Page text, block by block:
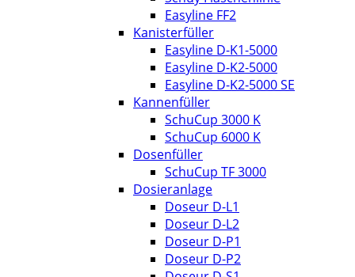
Easyline FF2
Kanisterfüller
Easyline D-K1-5000
Easyline D-K2-5000
Easyline D-K2-5000 SE
Kannenfüller
SchuCup 3000 K
SchuCup 6000 K
Dosenfüller
SchuCup TF 3000
Dosieranlage
Doseur D-L1
Doseur D-L2
Doseur D-P1
Doseur D-P2